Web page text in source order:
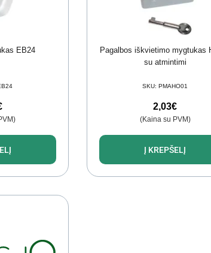
EB24
Pagalbos iškvietimo mygtukas
su atmintimi
SKU:PMAHO01
2,03€
(Kaina su PVM)
Į KREPŠELĮ